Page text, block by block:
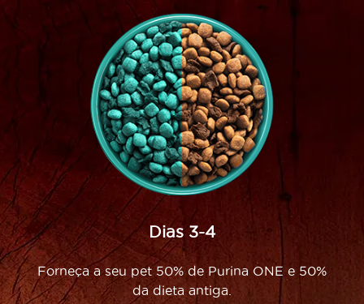
Dias 3-4
Forneça a seu pet 50% de Purina ONE e 50%
da dieta antiga.